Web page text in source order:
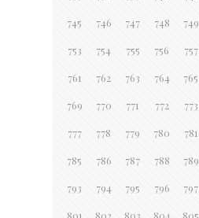
745 746 747 748 749
753 754 755 756 757
761 762 763 764 765
769 770 771 772 773
777 778 779 780 781
785 786 787 788 789
793 794 795 796 797
801 802 803 804 805